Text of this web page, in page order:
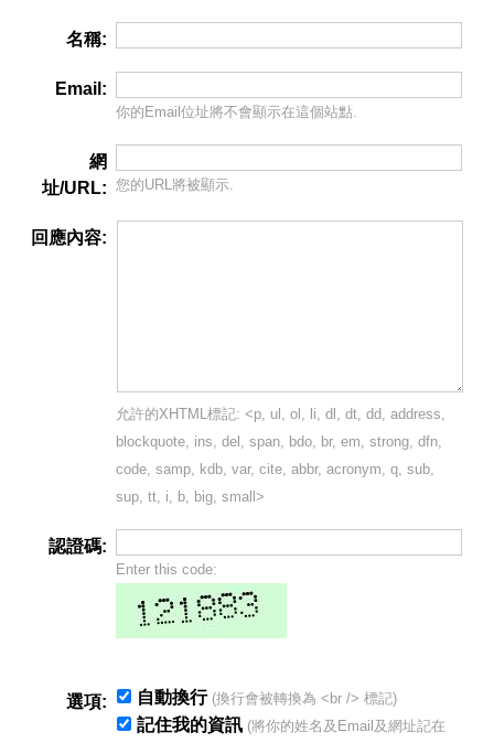
名稱:
Email:
你的Email位址將不會顯示在這個站點.
網
址/URL: 您的URL將被顯示.
回應內容:
允許的XHTML標記: <p, ul, ol, li, dl, dt, dd, address,
blockquote, ins, del, span, bdo, br, em, strong, dfn,
code, samp, kdb, var, cite, abbr, acronym, q, sub,
sup, tt, i, b, big, small>
認證碼:
Enter this code:
選項: 自動換行 (換行會被轉換為 <br /> 標記)
記住我的資訊 (將你的姓名及Email及網址記在